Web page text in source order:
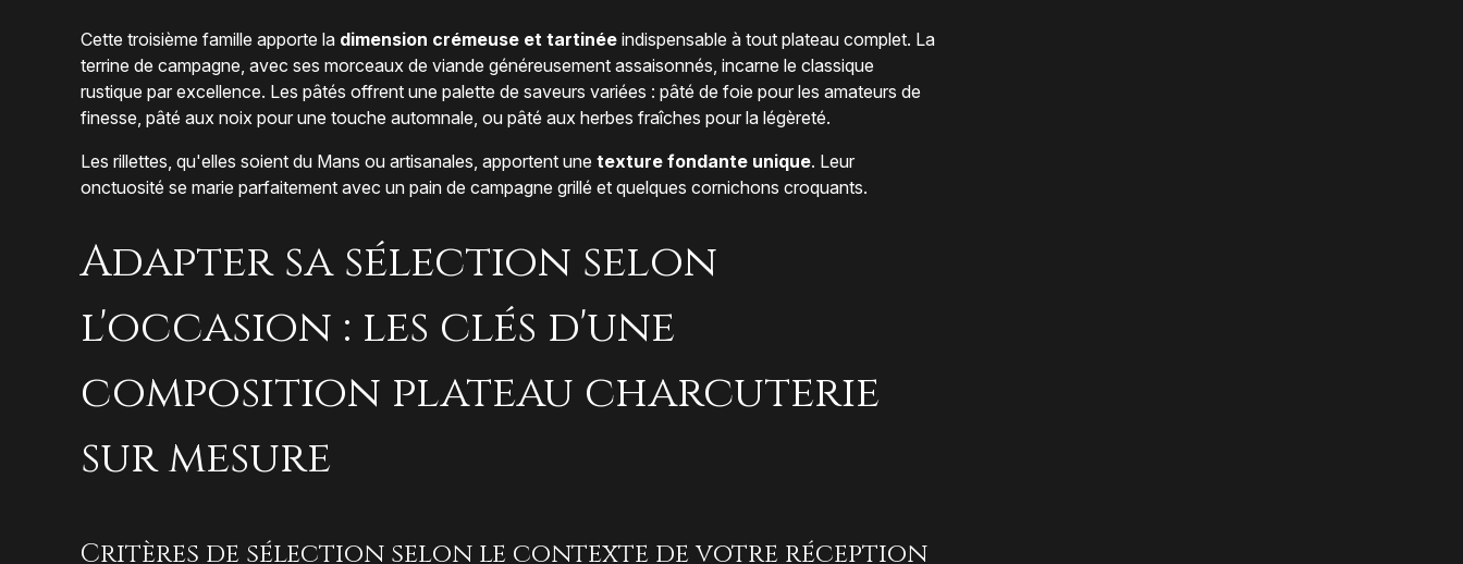
Cette troisième famille apporte la dimension crémeuse et tartinée indispensable à tout plateau complet. La
terrine de campagne, avec ses morceaux de viande généreusement assaisonnés, incarne le classique
rustique par excellence. Les pâtés offrent une palette de saveurs variées : pâté de foie pour les amateurs de
finesse, pâté aux noix pour une touche automnale, ou pâté aux herbes fraîches pour la légèreté.
Les rillettes, qu'elles soient du Mans ou artisanales, apportent unetexture fondante unique. Leur
onctuosité se marie parfaitement avec un pain de campagne grillé et quelques cornichons croquants.
Adapter sa sélection selon
l'occasion : les clés d'une
composition plateau charcuterie
sur mesure
Critères de sélection selon le contexte de votre réception